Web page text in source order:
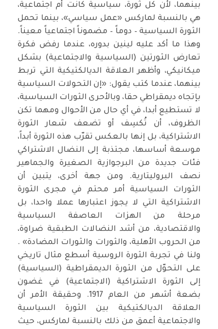
بينهما، لأن كل ثورة، سياسية كانت أم اجتماعية،
هي بالنسبة لماركس «عمل سياسي»، بينما تحمل
الثورة السياسية – دوماً – مضموناً اجتماعياً معيناً.
وهذا ما أكد عليه لينين بدوره، عندما رفض فكرة
تعارض الثورتين (السياسية والاجتماعية) بشكل
ميكانيكي، وأظهر العلاقة الديالكتيكية التي تربط
بينهما، عندما كتب يقول: «إن التحولات السياسية
بإتجاه ديمقراطي حقا، وبالأحرى الثورات السياسية،
لا تستطيع أبدا، في أي حال من الأحوال ومهما تكن
الظروف، أن تُكسِف أو تضعف شعار الثورة
الاشتراكية، بل إنها بالعكس تقرّب هذه الثورة أبداً،
موسعة أساسها، مجتذبة إلى النضال الاشتراكي
فئات جديدة من البرجوازية الصغيرة والجماهير
نصف البروليتارية. ومن جهة أخرى، يتبين أن
الثورات السياسية أمر محتم في مجرى الثورة
الاشتراكية التي لا يجوز اعتبارها عملا واحدا، بل
مرحلة من الهزات العاصفة السياسية
والاقتصادية، من أشد النضالات الطبقية ضراوة،
من الحروب الأهلية، والثورات والثورات المضادة» .
ولنا في تجربة الثورة الروسية أسطع مثال تاريخي
على التحوّل من الثورة الديمقراطية (السياسية)
إلى الثورة الاشتراكية (الاجتماعية) في غضون
بضعة أشهر من العام 1917. وحقيقة الأمر أن
العلاقة الديالكتيكية بين الثورة السياسية
والاجتماعية أعمق من ذلك بالنسبة لماركس، حيث